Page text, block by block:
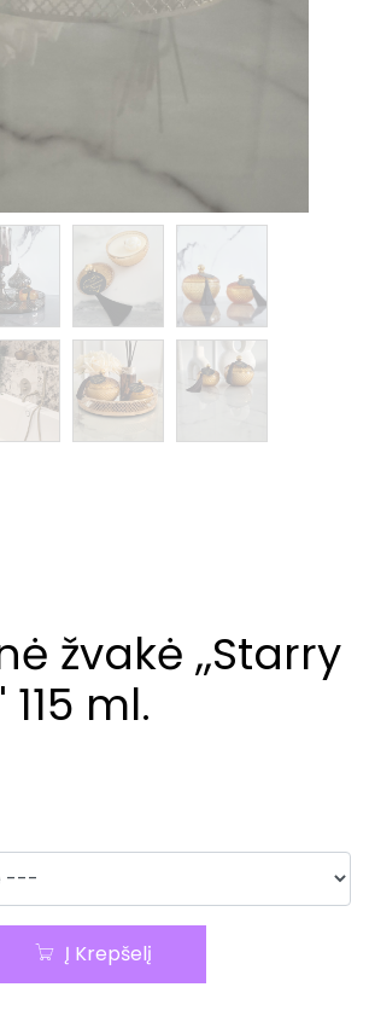
žvakė ,,Starry
ml.
Į Krepšelį